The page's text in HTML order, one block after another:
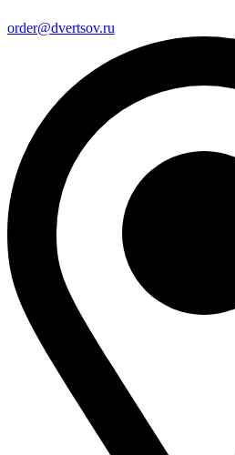
order@dvertsov.ru